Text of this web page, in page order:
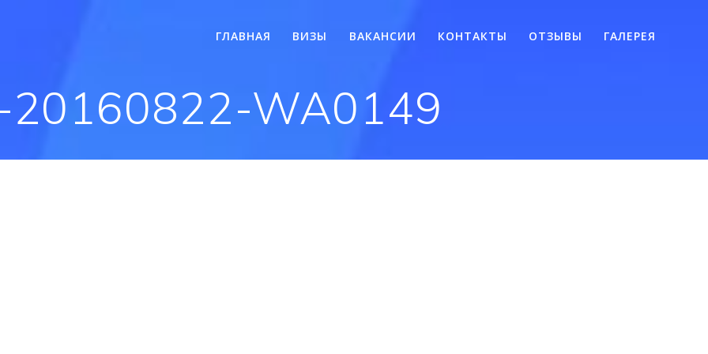
ГЛАВНАЯ ВИЗЫ ВАКАНСИИ КОНТАКТЫ ОТЗЫВЫ ГАЛЕРЕЯ
20160822-WA0149